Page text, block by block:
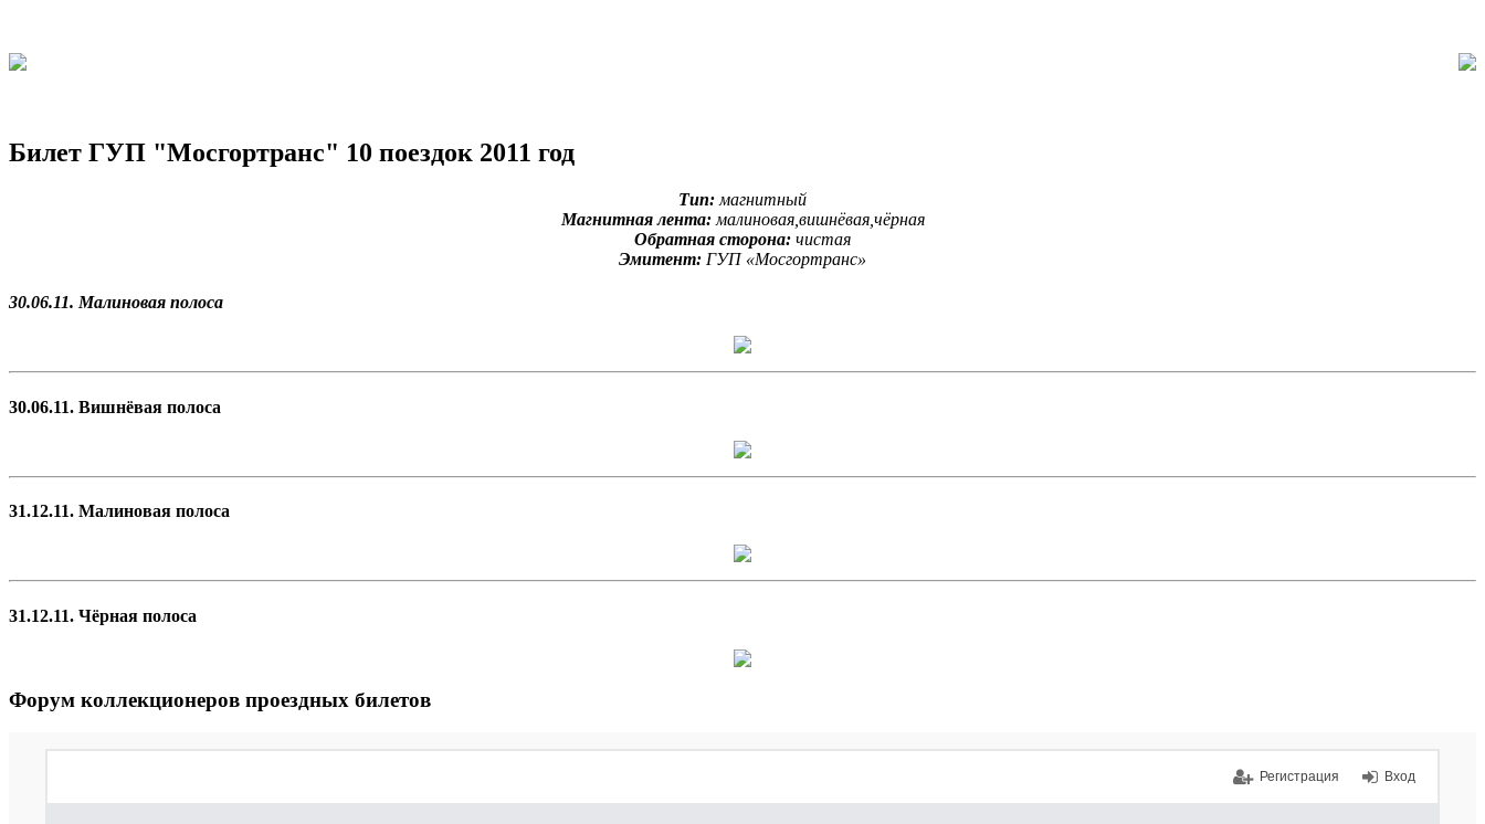
Билет ГУП "Мосгортранс" 10 поездок 2011 год
Тип: магнитный
Магнитная лента: малиновая,вишнёвая,чёрная
Обратная сторона: чистая
Эмитент: ГУП «Мосгортранс»
30.06.11. Малиновая полоса
30.06.11. Вишнёвая полоса
31.12.11. Малиновая полоса
31.12.11. Чёрная полоса
Форум коллекционеров проездных билетов